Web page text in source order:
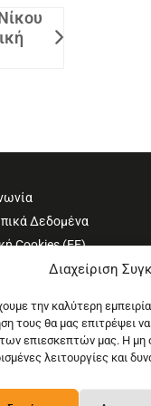
Διαχείριση
την καλύτερη
τους θα μας επιτρέψει
επιεσκεπτών μας. Η μη
λειτουργίες και
Δεδομένα
Cookies (ΕΕ)